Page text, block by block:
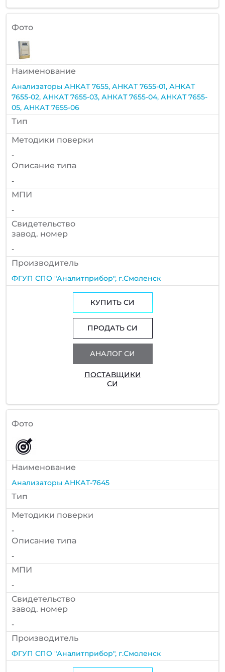
Фото
Наименование
Анализаторы АНКАТ 7655, АНКАТ 7655-01, АНКАТ
7655-02, АНКАТ 7655-03, АНКАТ 7655-04, АНКАТ 7655-
05, АНКАТ 7655-06
Тип
Методики поверки
-
Описание типа
-
МПИ
-
Cвидетельство
завод. номер
-
Производитель
ФГУП СПО "Аналитприбор", г.Смоленск
КУПИТЬ СИ
ПРОДАТЬ СИ
АНАЛОГ СИ
ПОСТАВЩИКИ
СИ
Фото
Наименование
Анализаторы АНКАТ-7645
Тип
Методики поверки
-
Описание типа
-
МПИ
-
Cвидетельство
завод. номер
-
Производитель
ФГУП СПО "Аналитприбор", г.Смоленск